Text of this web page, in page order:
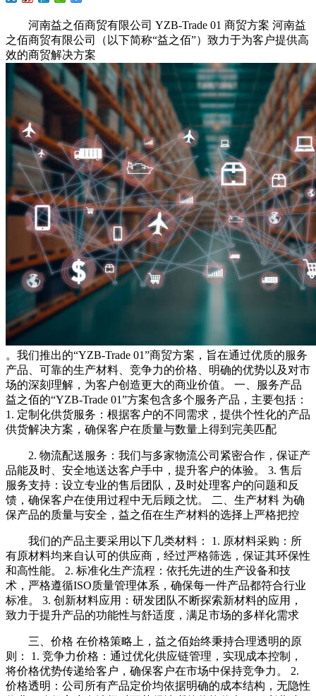
河南益之佰商贸有限公司 YZB-Trade 01 商贸方案 河南益
之佰商贸有限公司（以下简称“益之佰”）致力于为客户提供高
效的商贸解决方案
。我们推出的“YZB-Trade 01”商贸方案，旨在通过优质的服务
产品、可靠的生产材料、竞争力的价格、明确的优势以及对市
场的深刻理解，为客户创造更大的商业价值。 一、服务产品
益之佰的“YZB-Trade 01”方案包含多个服务产品，主要包括：
1. 定制化供货服务：根据客户的不同需求，提供个性化的产品
供货解决方案，确保客户在质量与数量上得到完美匹配
2. 物流配送服务：我们与多家物流公司紧密合作，保证产
品能及时、安全地送达客户手中，提升客户的体验。 3. 售后
服务支持：设立专业的售后团队，及时处理客户的问题和反
馈，确保客户在使用过程中无后顾之忧。 二、生产材料 为确
保产品的质量与安全，益之佰在生产材料的选择上严格把控
我们的产品主要采用以下几类材料： 1. 原材料采购：所
有原材料均来自认可的供应商，经过严格筛选，保证其环保性
和高性能。 2. 标准化生产流程：依托先进的生产设备和技
术，严格遵循ISO质量管理体系，确保每一件产品都符合行业
标准。 3. 创新材料应用：研发团队不断探索新材料的应用，
致力于提升产品的功能性与舒适度，满足市场的多样化需求
三、价格 在价格策略上，益之佰始终秉持合理透明的原
则： 1. 竞争力价格：通过优化供应链管理，实现成本控制，
将价格优势传递给客户，确保客户在市场中保持竞争力。 2.
价格透明：公司所有产品定价均依据明确的成本结构，无隐性